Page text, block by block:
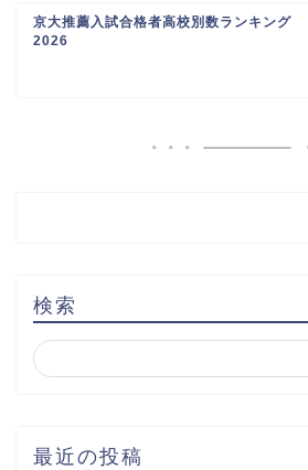
京大推薦入試合格者高校別数ランキング
2026
検索
最近の投稿